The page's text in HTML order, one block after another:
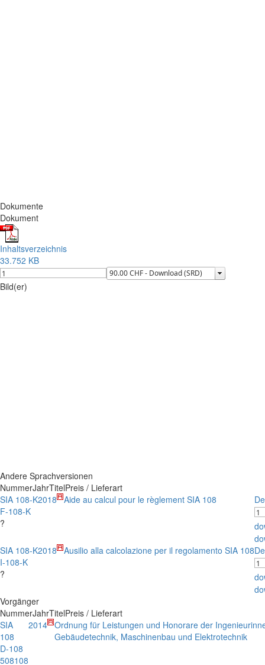
Dokumente
Dokument
Inhaltsverzeichnis
33.752 KB
Bild(er)
Andere Sprachversionen
NummerJahrTitelPreis / Lieferart
SIA 108-K
F-108-K
?
2018 Aide au calcul pour le règlement SIA 108
SIA 108-K
I-108-K
?
2018 Ausilio alla calcolazione per il regolamento SIA 108
Vorgänger
NummerJahrTitelPreis / Lieferart
SIA
108
D-108
508108
2014 Ordnung für Leistungen und Honorare der
Gebäudetechnik, Maschinenbau und Elektrotechnik